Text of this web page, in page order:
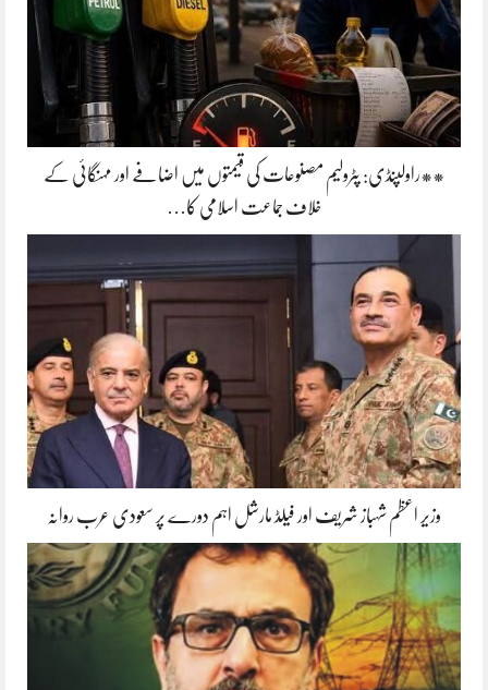
**راولپنڈی: پٹرولیم مصنوعات کی قیمتوں میں اضافے اور مہنگائی کے
خلاف جماعت اسلامی کا…
وزیر اعظم شہباز شریف اور فیلڈ مارشل اہم دورے پر سعودی عرب روانہ